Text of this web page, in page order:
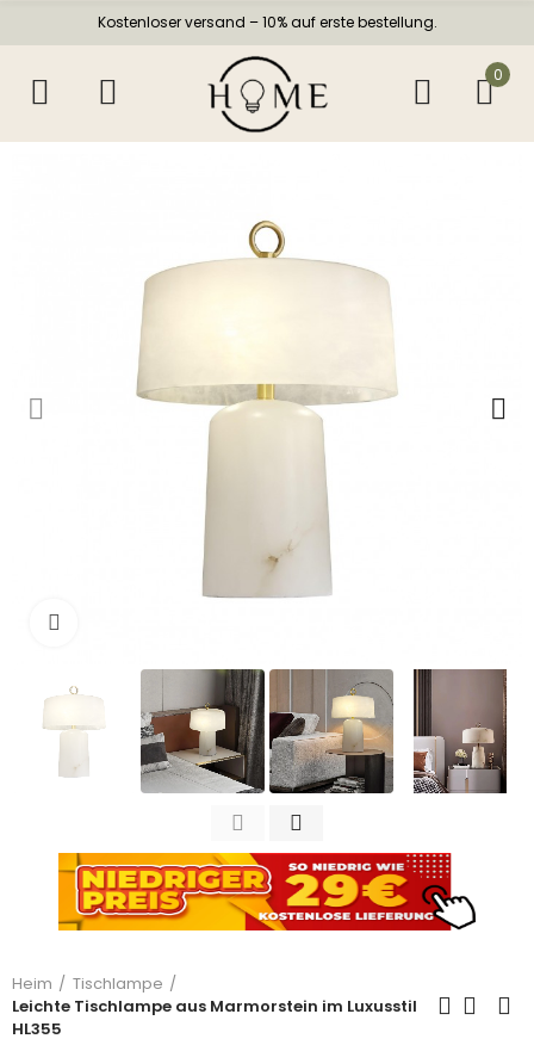
Kostenloser versand – 10% auf erste bestellung.
0
Heim
Tischlampe
Leichte Tischlampe aus Marmorstein im Luxusstil
HL355